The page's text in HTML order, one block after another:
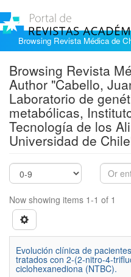
Browsing Revista Médica de
Browsing Revista
Author "Cabello,
Laboratorio de
metabólicas,
Tecnología de los
Universidad de
Now showing items 1-1 of 1
Evolución clínica de
tratados con 2-(2-nitro-4-
ciclohexanediona (NTBC).